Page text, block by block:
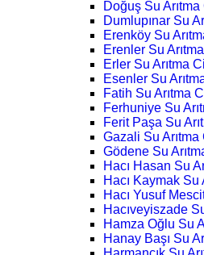
Doğuş Su Arıtma
Dumlupınar Su
Erenköy Su
Erenler Su
Erler Su Arıtma
Esenler Su
Fatih Su Arıtma
Ferhuniye Su
Ferit Paşa Su
Gazali Su Arıtma
Gödene Su
Hacı Hasan Su
Hacı Kaymak Su
Hacı Yusuf
Hacıveyiszade
Hamza Oğlu Su
Hanay Başı Su